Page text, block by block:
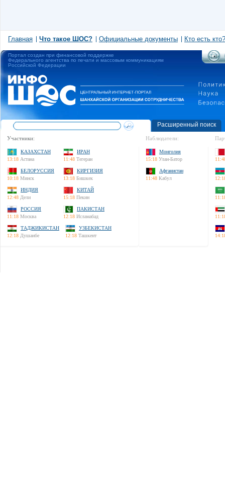
Главная Что такое ШОС? Официальные документы Кто есть кто?
Портал создан при финансовой поддержке
Федерального агентства по печати и массовым коммуникациям
Российской Федерации
Расширенный поиск
Участники:
КАЗАХСТАН
13:18 Астана
ИРАН
11:48 Тегеран
БЕЛОРУССИЯ
10:18 Минск
КИРГИЗИЯ
13:18 Бишкек
ИНДИЯ
12:48 Дели
КИТАЙ
15:18 Пекин
РОССИЯ
11:18 Москва
ПАКИСТАН
12:18 Исламабад
ТАДЖИКИСТАН
12:18 Душанбе
УЗБЕКИСТАН
12:18 Ташкент
Наблюдатели:
Монголия
15:18 Улан-Батор
Афганистан
11:48 Кабул